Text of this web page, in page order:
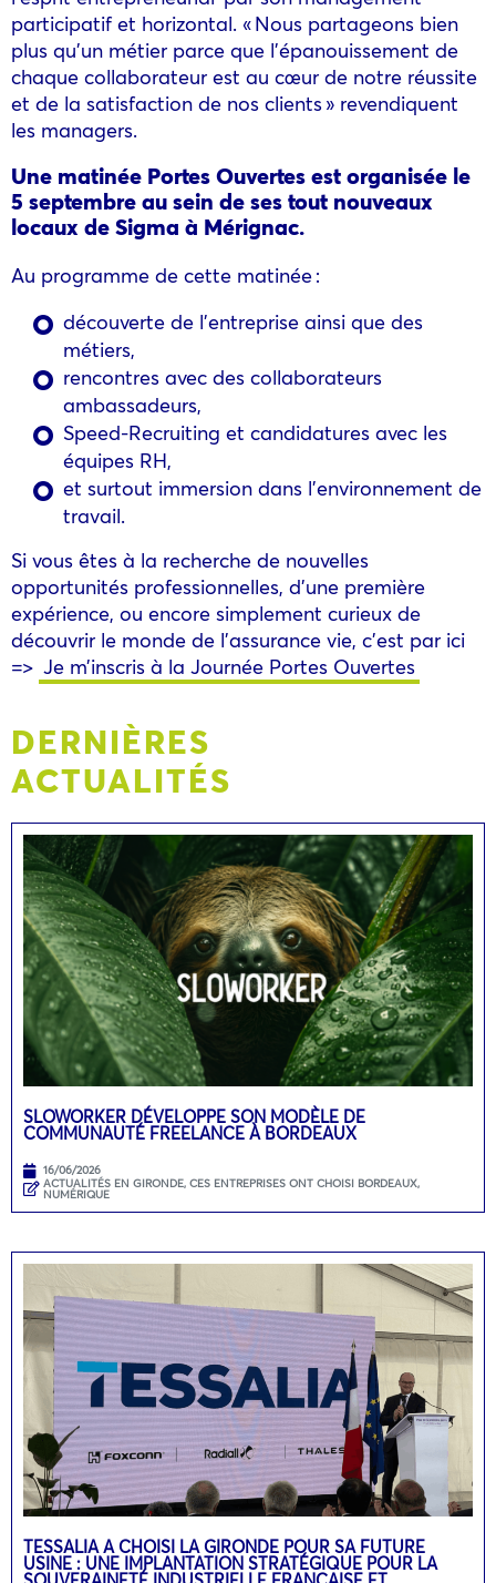
participatif et horizontal. « Nous partageons bien
plus qu’un métier parce que l’épanouissement de
chaque collaborateur est au cœur de notre réussite
et de la satisfaction de nos clients » revendiquent
les managers.
Une matinée Portes Ouvertes est organisée le
5 septembre au sein de ses tout nouveaux
locaux de Sigma à Mérignac.
Au programme de cette matinée :
découverte de l’entreprise ainsi que des
métiers,
rencontres avec des collaborateurs
ambassadeurs,
Speed-Recruiting et candidatures avec les
équipes RH,
et surtout immersion dans l’environnement de
travail.
Si vous êtes à la recherche de nouvelles
opportunités professionnelles, d’une première
expérience, ou encore simplement curieux de
découvrir le monde de l’assurance vie, c’est par ici
=> Je m’inscris à la Journée Portes Ouvertes
DERNIÈRES
ACTUALITÉS
SLOWORKER DÉVELOPPE SON MODÈLE DE
COMMUNAUTÉ FREELANCE À BORDEAUX
16/06/2026
ACTUALITÉS EN GIRONDE, CES ENTREPRISES ONT CHOISI BORDEAUX,
NUMÉRIQUE
TESSALIA A CHOISI LA GIRONDE POUR SA FUTURE
USINE : UNE IMPLANTATION STRATÉGIQUE POUR LA